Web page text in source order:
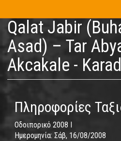
Qalat Jabir
Asad) – Tar
Akcakale -
Πληροφορίες
Οδοιπορικό 2008 I
Ημερομηνία: Σάβ, 16/08/2008